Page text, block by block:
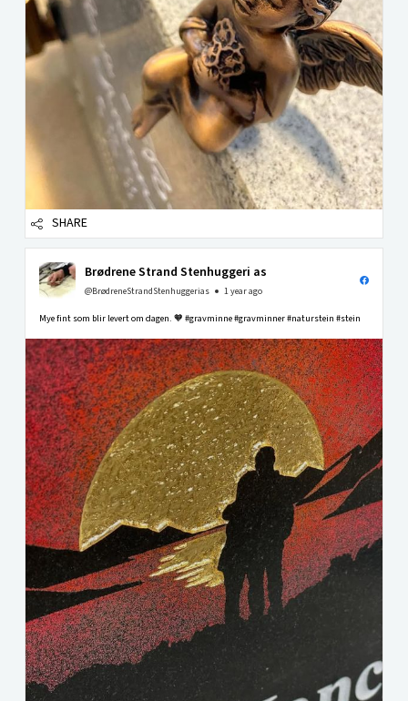
SHARE
Brødrene Strand Stenhuggeri as
@BrødreneStrandStenhuggerias 1 year ago
Mye fint som blir levert om dagen. 🧡 #gravminne #gravminner #naturstein #stein